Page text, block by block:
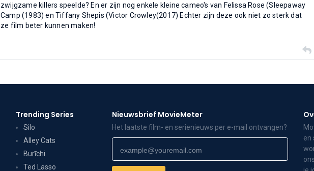
zwijgzame killers speelde? En er zijn nog enkele kleine cameo's van Felissa Rose (Sleepaway
Camp (1983) en Tiffany Shepis (Victor Crowley(2017) Echter zijn deze ook niet zo sterk dat
ze film beter kunnen maken!
Trending Series
Silo
Alley Cats
Burīchi
Ted Lasso
Nieuwsbrief MovieMeter
Het laatste film- en serienieuws per e-mail ontvangen?
en